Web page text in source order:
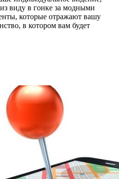
виду в гонке за модными
которые отражают вашу
в котором вам будет